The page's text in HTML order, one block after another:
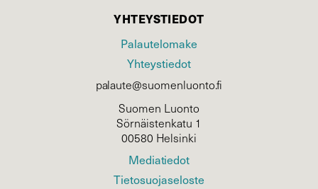
YHTEYSTIEDOT
Palautelomake
Yhteystiedot
palaute@suomenluonto.fi
Suomen Luonto
Sörnäistenkatu 1
00580 Helsinki
Mediatiedot
Tietosuojaseloste